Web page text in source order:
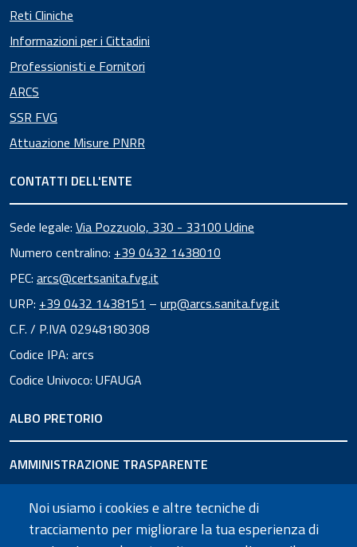
Reti Cliniche
Informazioni per i Cittadini
Professionisti e Fornitori
ARCS
SSR FVG
Attuazione Misure PNRR
CONTATTI DELL'ENTE
Sede legale: Via Pozzuolo, 330 - 33100 Udine
Numero centralino: +39 0432 1438010
PEC: arcs@certsanita.fvg.it
URP: +39 0432 1438151 – urp@arcs.sanita.fvg.it
C.F. / P.IVA 02948180308
Codice IPA: arcs
Codice Univoco: UFAUGA
ALBO PRETORIO
AMMINISTRAZIONE TRASPARENTE
URPNoi usiamo i cookies e altre tecniche di
tracciamento per migliorare la tua esperienza di